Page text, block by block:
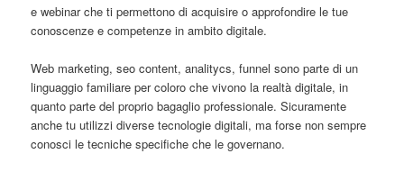
e webinar che ti permettono di acquisire o approfondire le tue
conoscenze e competenze in ambito digitale.
Web marketing, seo content, analitycs, funnel sono parte di un
linguaggio familiare per coloro che vivono la realtà digitale, in
quanto parte del proprio bagaglio professionale. Sicuramente
anche tu utilizzi diverse tecnologie digitali, ma forse non sempre
conosci le tecniche specifiche che le governano.